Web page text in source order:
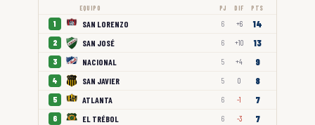
EQUIPO PJ DIF PTS
1 SAN LORENZO 6 +6 14
2 SAN JOSÉ 6 +10 13
3 NACIONAL 5 +4 9
4 SAN JAVIER 5 0 8
5 ATLANTA 6 -1 7
6 EL TRÉBOL 6 -3 7